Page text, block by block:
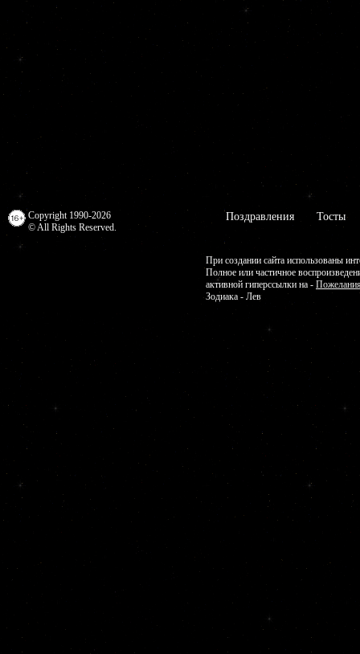
Copyright 1990-2026
© All Rights Reserved.
Поздравления Тосты
При создании сайта использованы
Полное или частичное
активной гиперссылки на -
Зодиака - Лев